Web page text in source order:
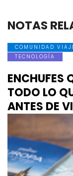
NOTAS
COMUNIDAD
TECNOLOGÍA
ENCHUFES
TODO LO
ANTES DE